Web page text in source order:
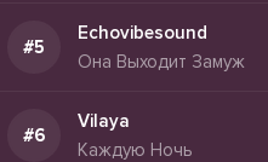
Echovibesound
Она Выходит Замуж
Vilaya
Каждую Ночь